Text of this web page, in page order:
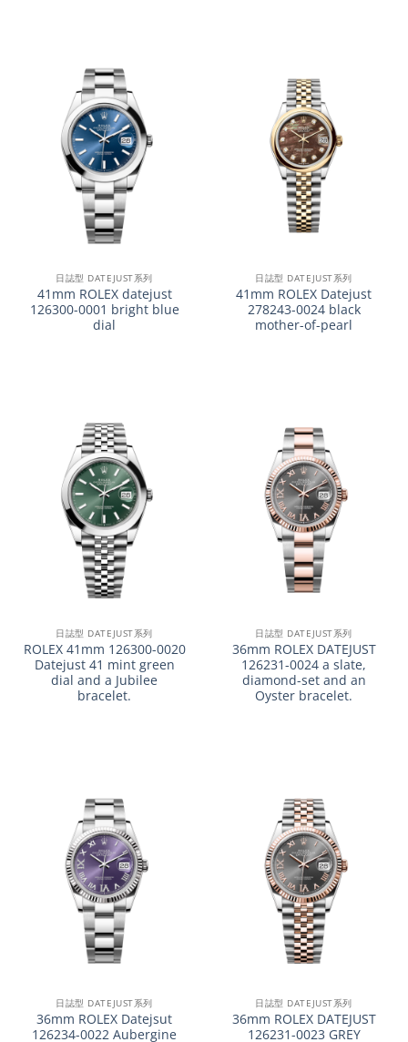
日誌型 DATEJUST系列
41mm ROLEX datejust
126300-0001 bright blue
dial
日誌型 DATEJUST系列
41mm ROLEX Datejust
278243-0024 black
mother-of-pearl
日誌型 DATEJUST系列
ROLEX 41mm 126300-0020
Datejust 41 mint green
dial and a Jubilee
bracelet.
日誌型 DATEJUST系列
36mm ROLEX DATEJUST
126231-0024 a slate,
diamond-set and an
Oyster bracelet.
日誌型 DATEJUST系列
36mm ROLEX Datejsut
126234-0022 Aubergine
日誌型 DATEJUST系列
36mm ROLEX DATEJUST
126231-0023 GREY